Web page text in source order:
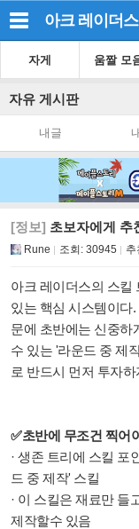
아크 레이더스
자게 움짤 모
자유 게시판
내글
[정보] 초보자에게 추
Rune 조회: 30945 추
아크 레이더스의 스킬
있는 핵심 시스템이다.
문에 초반에는 신중하
수 있는 '라운드 중 제
로 반드시 먼저 투자하
✅초반에 무조건 찍어
· 생존 트리에 스킬 포
드 중 제작' 스킬
· 이 스킬은 재료만 들
제작할수 있음